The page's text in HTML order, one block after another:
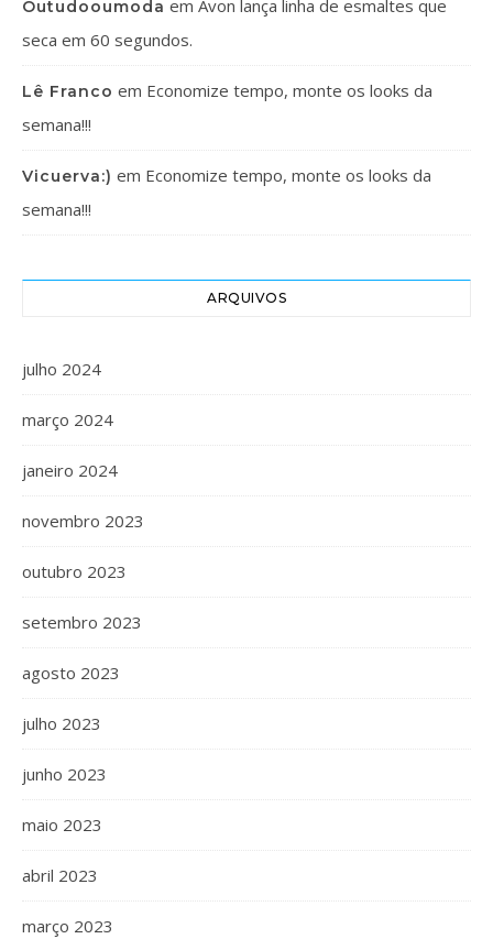
Outudooumoda em Avon lança linha de esmaltes que
seca em 60 segundos.
Lê Franco em Economize tempo, monte os looks da
semana!!!
Vicuerva:) em Economize tempo, monte os looks da
semana!!!
ARQUIVOS
julho 2024
março 2024
janeiro 2024
novembro 2023
outubro 2023
setembro 2023
agosto 2023
julho 2023
junho 2023
maio 2023
abril 2023
março 2023